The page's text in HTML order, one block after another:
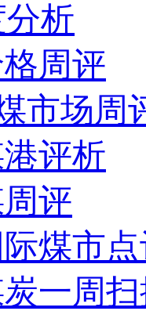
析
周评
市场周
评析
评
煤市
一周